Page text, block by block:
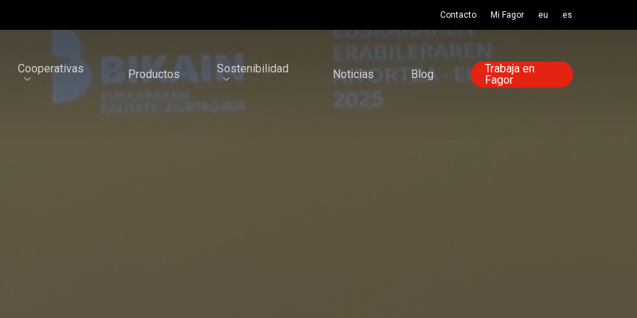
Contacto Mi Fagor eu es
Cooperativas Productos Sostenibilidad Noticias Blog
Trabaja en
Fagor